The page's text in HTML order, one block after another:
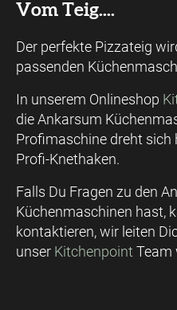
Vom Teig....
Der perfekte Pizzateig
passenden
In unserem Onlineshop
die Ankarsum
Profimaschine dreht sich
Profi-Knethaken.
Falls Du Fragen zu den
Küchenmaschinen hast,
kontaktieren, wir leiten
unser Kitchenpoint Team